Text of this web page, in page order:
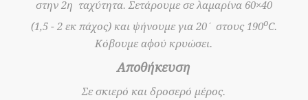
στην 2η ταχύτητα. Σετάρουμε σε λαμαρίνα 60×40
(1,5 - 2 εκ πάχος) και ψήνουμε για 20΄ στους 190οC.
Κόβουμε αφού κρυώσει.
Αποθήκευση
Σε σκιερό και δροσερό μέρος.